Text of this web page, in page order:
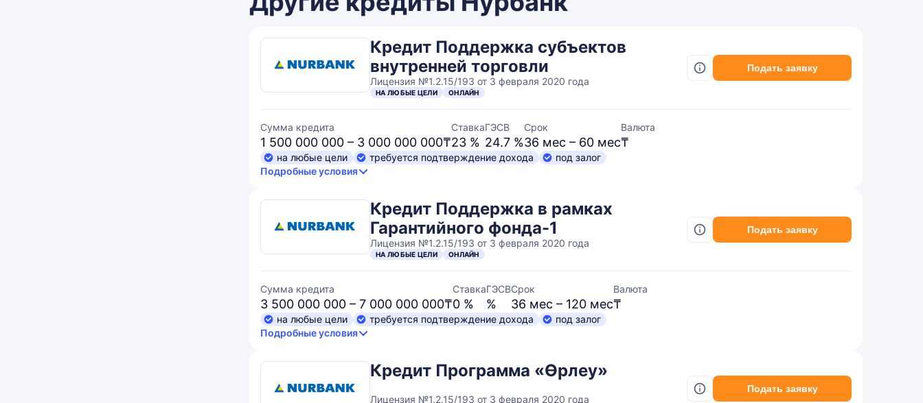
Кредит Поддержка субъектов
внутренней торговли
Лицензия №1.2.15/193 от 3 февраля 2020 года
НА ЛЮБЫЕ ЦЕЛИ ОНЛАЙН
Подать заявку
Сумма кредита
1 500 000 000 – 3 000 000 000₸
Ставка
23 %
ГЭСВ
24.7 %
Срок
36 мес – 60 мес
Валюта
₸
на любые цели требуется подтверждение дохода
под залог
Подробные условия
Кредит Поддержка в рамках
Гарантийного фонда-1
Лицензия №1.2.15/193 от 3 февраля 2020 года
НА ЛЮБЫЕ ЦЕЛИ ОНЛАЙН
Подать заявку
Сумма кредита
3 500 000 000 – 7 000 000 000₸
Ставка
0 %
ГЭСВ
%
Срок
36 мес – 120 мес
Валюта
₸
на любые цели требуется подтверждение дохода
под залог
Подробные условия
Кредит Программа «Өрлеу»
Лицензия №1.2.15/193 от 3 февраля 2020 года
Подать заявку